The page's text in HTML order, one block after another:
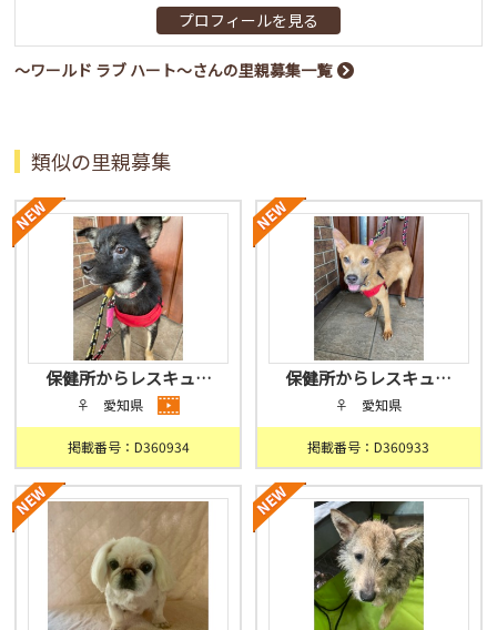
プロフィールを見る
〜ワールド ラブ ハート〜さんの里親募集一覧
類似の里親募集
保健所からレスキュ…
♀ 愛知県
掲載番号：D360934
保健所からレスキュ…
♀ 愛知県
掲載番号：D360933